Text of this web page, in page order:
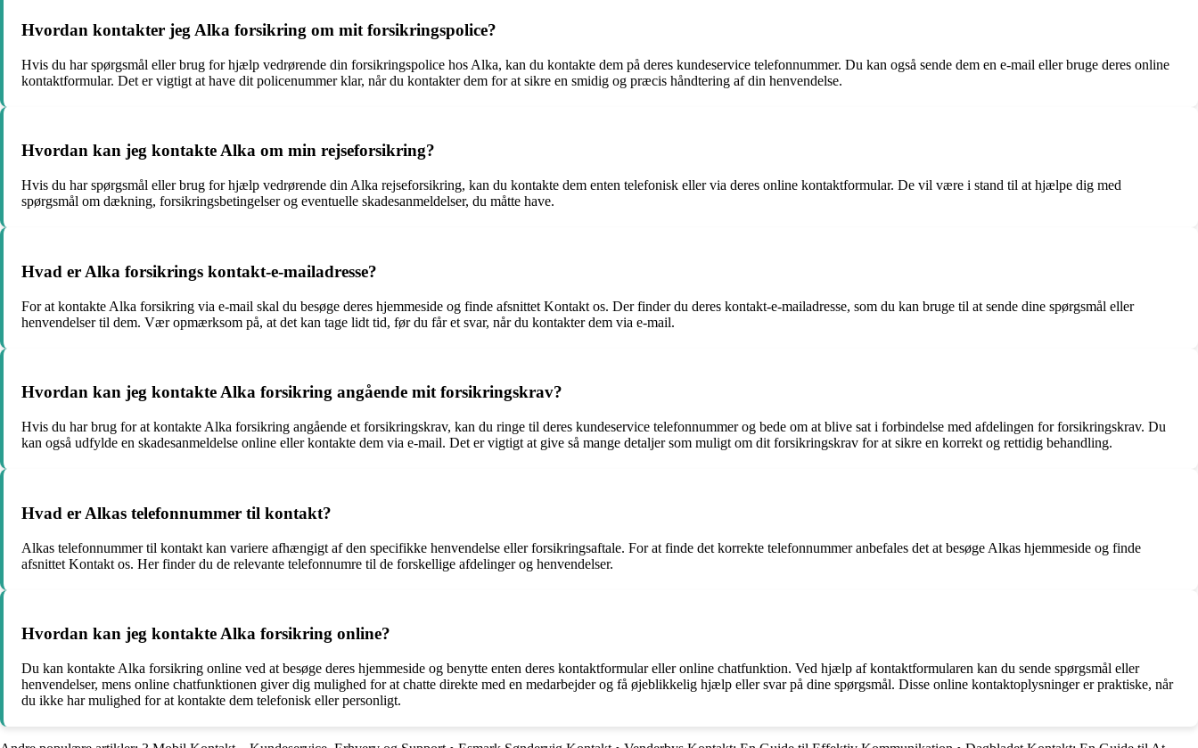
Hvordan kontakter jeg Alka forsikring om mit forsikringspolice?
Hvis du har spørgsmål eller brug for hjælp vedrørende din forsikringspolice hos Alka, kan du kontakte dem på deres kundeservice telefonnummer. Du kan også sende dem en e-mail eller bruge deres online
kontaktformular. Det er vigtigt at have dit policenummer klar, når du kontakter dem for at sikre en smidig og præcis håndtering af din henvendelse.
Hvordan kan jeg kontakte Alka om min rejseforsikring?
Hvis du har spørgsmål eller brug for hjælp vedrørende din Alka rejseforsikring, kan du kontakte dem enten telefonisk eller via deres online kontaktformular. De vil være i stand til at hjælpe dig med
spørgsmål om dækning, forsikringsbetingelser og eventuelle skadesanmeldelser, du måtte have.
Hvad er Alka forsikrings kontakt-e-mailadresse?
For at kontakte Alka forsikring via e-mail skal du besøge deres hjemmeside og finde afsnittet Kontakt os. Der finder du deres kontakt-e-mailadresse, som du kan bruge til at sende dine spørgsmål eller
henvendelser til dem. Vær opmærksom på, at det kan tage lidt tid, før du får et svar, når du kontakter dem via e-mail.
Hvordan kan jeg kontakte Alka forsikring angående mit forsikringskrav?
Hvis du har brug for at kontakte Alka forsikring angående et forsikringskrav, kan du ringe til deres kundeservice telefonnummer og bede om at blive sat i forbindelse med afdelingen for forsikringskrav. Du
kan også udfylde en skadesanmeldelse online eller kontakte dem via e-mail. Det er vigtigt at give så mange detaljer som muligt om dit forsikringskrav for at sikre en korrekt og rettidig behandling.
Hvad er Alkas telefonnummer til kontakt?
Alkas telefonnummer til kontakt kan variere afhængigt af den specifikke henvendelse eller forsikringsaftale. For at finde det korrekte telefonnummer anbefales det at besøge Alkas hjemmeside og finde
afsnittet Kontakt os. Her finder du de relevante telefonnumre til de forskellige afdelinger og henvendelser.
Hvordan kan jeg kontakte Alka forsikring online?
Du kan kontakte Alka forsikring online ved at besøge deres hjemmeside og benytte enten deres kontaktformular eller online chatfunktion. Ved hjælp af kontaktformularen kan du sende spørgsmål eller
henvendelser, mens online chatfunktionen giver dig mulighed for at chatte direkte med en medarbejder og få øjeblikkelig hjælp eller svar på dine spørgsmål. Disse online kontaktoplysninger er praktiske, når
du ikke har mulighed for at kontakte dem telefonisk eller personligt.